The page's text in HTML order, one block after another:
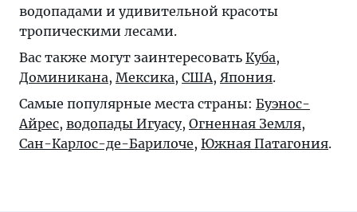
водопадами и удивительной красоты
тропическими лесами.
Вас также могут заинтересовать Куба,
Доминикана, Мексика, США, Япония.
Самые популярные места страны: Буэнос-
Айрес, водопады Игуасу, Огненная Земля,
Сан-Карлос-де-Барилоче, Южная Патагония.